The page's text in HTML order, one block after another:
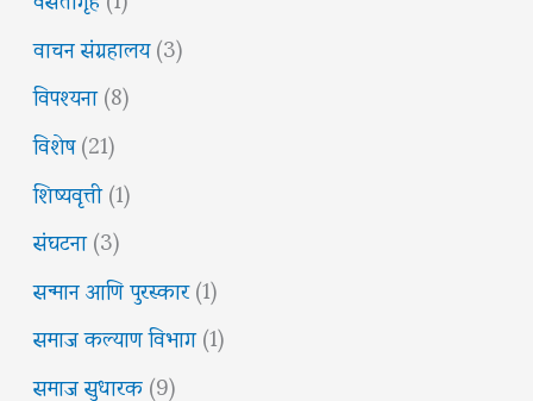
वाचन संग्रहालय(3)
विपश्यना(8)
विशेष(21)
शिष्यवृत्ती(1)
संघटना(3)
सन्मान आणि पुरस्कार(1)
समाज कल्याण विभाग(1)
समाज सुधारक(9)